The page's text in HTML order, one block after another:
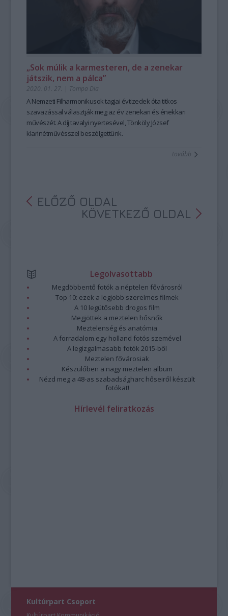
„Sok múlik a karmesteren, de a zenekar
játszik, nem a pálca”
2020. 01. 27. | Tompa Dia
A Nemzeti Filharmonikusok tagjai évtizedek óta titkos
szavazással választják meg az év zenekari és énekkari
művészét. A díj tavalyi nyertesével, Tönköly József
klarinétművésszel beszélgettünk.
tovább
ELŐZŐ OLDAL
KÖVETKEZŐ OLDAL
Legolvasottabb
Megdöbbentő fotók a néptelen fővárosról
Top 10: ezek a legjobb szerelmes filmek
A 10 legütősebb drogos film
Megjöttek a meztelen hősnők
Meztelenség és anatómia
A forradalom egy holland fotós szemével
A legizgalmasabb fotók 2015-ből
Meztelen fővárosiak
Készülőben a nagy meztelen album
Nézd meg a 48-as szabadságharc hőseiről készült
fotókat!
Hírlevél feliratkozás
Kultúrpart Csoport